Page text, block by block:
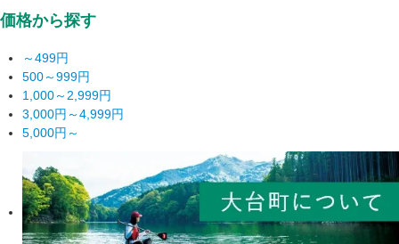
価格から探す
～499円
500～999円
1,000～2,999円
3,000円～4,999円
5,000円～